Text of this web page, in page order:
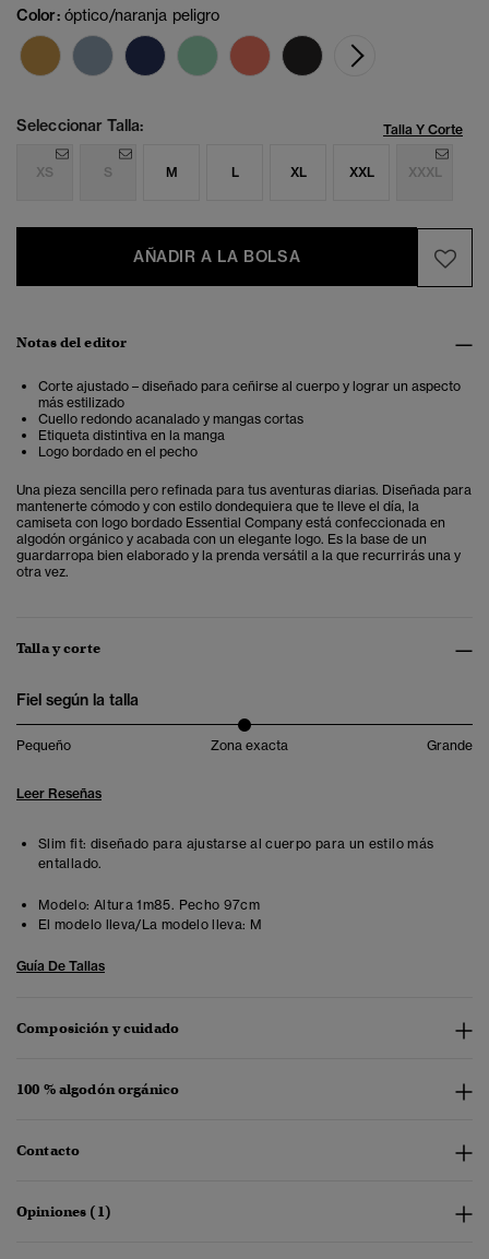
Color: óptico/naranja peligro
Seleccionar Talla: Talla Y Corte
XS S M L XL XXL XXXL
AÑADIR A LA BOLSA
Notas del editor
Corte ajustado – diseñado para ceñirse al cuerpo y lograr un aspecto
más estilizado
Cuello redondo acanalado y mangas cortas
Etiqueta distintiva en la manga
Logo bordado en el pecho
Una pieza sencilla pero refinada para tus aventuras diarias. Diseñada para
mantenerte cómodo y con estilo dondequiera que te lleve el día, la
camiseta con logo bordado Essential Company está confeccionada en
algodón orgánico y acabada con un elegante logo. Es la base de un
guardarropa bien elaborado y la prenda versátil a la que recurrirás una y
otra vez.
Talla y corte
Fiel según la talla
Pequeño Zona exacta Grande
Leer Reseñas
Slim fit: diseñado para ajustarse al cuerpo para un estilo más
entallado.
Modelo: Altura 1m85. Pecho 97cm
El modelo lleva/La modelo lleva: M
Guía De Tallas
Composición y cuidado
100 % algodón orgánico
Contacto
Opiniones (1)